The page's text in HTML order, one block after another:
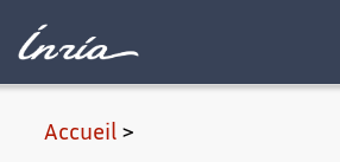
Accueil >